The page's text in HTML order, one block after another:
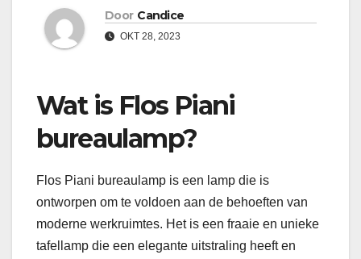
Door Candice
OKT 28, 2023
Wat is Flos Piani
bureaulamp?
Flos Piani bureaulamp is een lamp die is
ontworpen om te voldoen aan de behoeften van
moderne werkruimtes. Het is een fraaie en unieke
tafellamp die een elegante uitstraling heeft en